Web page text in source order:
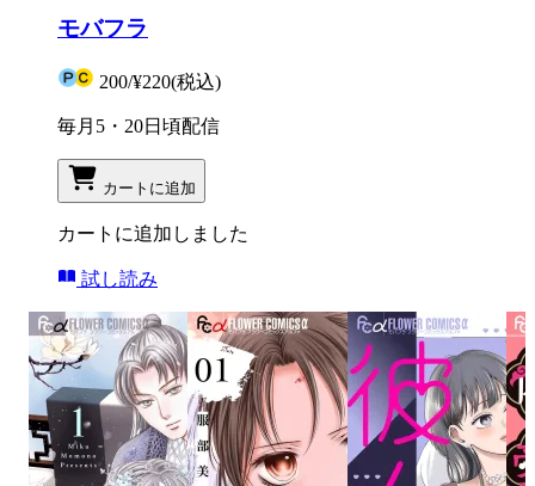
モバフラ
200/¥220(税込)
毎月5・20日頃配信
カートに追加
カートに追加しました
試し読み